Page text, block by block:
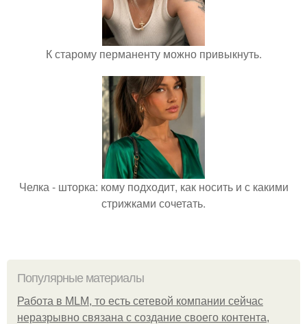
К старому перманенту можно привыкнуть.
Челка - шторка: кому подходит, как носить и с какими
стрижками сочетать.
Популярные материалы
Работа в MLM, то есть сетевой компании сейчас
неразрывно связана с создание своего контента,